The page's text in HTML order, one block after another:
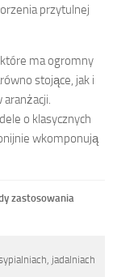
przytulnej
ma ogromny
stojące, jak i
o klasycznych
wkomponują
zastosowania
jadalniach